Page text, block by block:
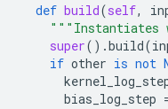
def build(self,
"""Instantiates
super() .build(
if other is not
bias_log_step